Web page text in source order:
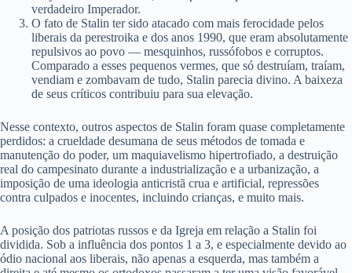
verdadeiro Imperador.
O fato de Stalin ter sido atacado com mais ferocidade pelos
liberais da perestroika e dos anos 1990, que eram absolutamente
repulsivos ao povo — mesquinhos, russófobos e corruptos.
Comparado a esses pequenos vermes, que só destruíam, traíam,
vendiam e zombavam de tudo, Stalin parecia divino. A baixeza
de seus críticos contribuiu para sua elevação.
Nesse contexto, outros aspectos de Stalin foram quase completamente
perdidos: a crueldade desumana de seus métodos de tomada e
manutenção do poder, um maquiavelismo hipertrofiado, a destruição
real do campesinato durante a industrialização e a urbanização, a
imposição de uma ideologia anticristã crua e artificial, repressões
contra culpados e inocentes, incluindo crianças, e muito mais.
A posição dos patriotas russos e da Igreja em relação a Stalin foi
dividida. Sob a influência dos pontos 1 a 3, e especialmente devido ao
ódio nacional aos liberais, não apenas a esquerda, mas também a